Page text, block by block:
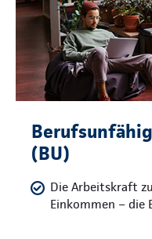
(BU)
Die Arbeitskraft
Einkommen – die